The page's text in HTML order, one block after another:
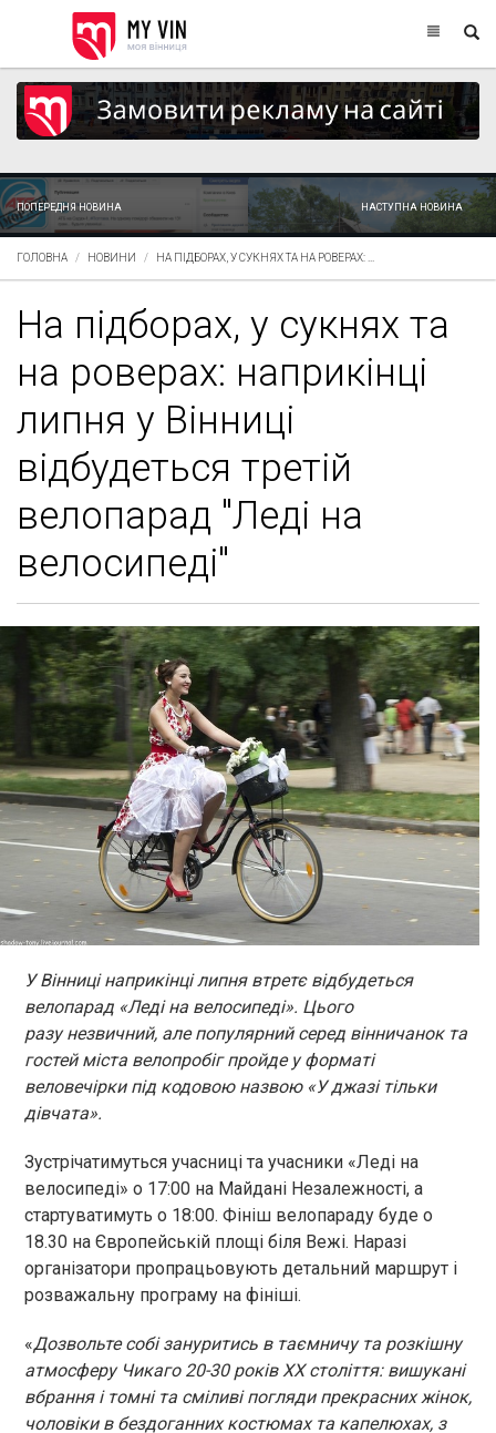
ПОПЕРЕДНЯ НОВИНА НАСТУПНА НОВИНА
ГОЛОВНА НОВИНИ НА ПІДБОРАХ, У СУКНЯХ ТА НА РОВЕРАХ: ...
На підборах, у сукнях та
на роверах: наприкінці
липня у Вінниці
відбудеться третій
велопарад "Леді на
велосипеді"
У Вінниці наприкінці липня втретє відбудеться
велопарад «Леді на велосипеді». Цього
разу незвичний, але популярний серед вінничанок та
гостей міста велопробіг пройде у форматі
веловечірки під кодовою назвою «У джазі тільки
дівчата».
Зустрічатимуться учасниці та учасники «Леді на
велосипеді» о 17:00 на Майдані Незалежності, а
стартуватимуть о 18:00. Фініш велопараду буде о
18.30 на Європейській площі біля Вежі. Наразі
організатори пропрацьовують детальний маршрут і
розважальну програму на фініші.
«Дозвольте собі зануритись в таємничу та розкішну
атмосферу Чикаго 20-30 років ХХ століття: вишукані
вбрання і томні та сміливі погляди прекрасних жінок,
чоловіки в бездоганних костюмах та капелюхах, з